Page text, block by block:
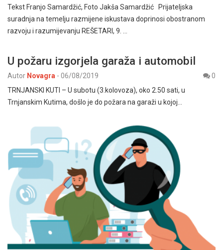
Tekst Franjo Samardžić, Foto Jakša Samardžić Prijateljska
suradnja na temelju razmijene iskustava doprinosi obostranom
razvoju i razumijevanju REŠETARI, 9. …
U požaru izgorjela garaža i automobil
Autor Novagra - 06/08/2019
0
TRNJANSKI KUTI – U subotu (3.kolovoza), oko 2.50 sati, u
Trnjanskim Kutima, došlo je do požara na garaži u kojoj…